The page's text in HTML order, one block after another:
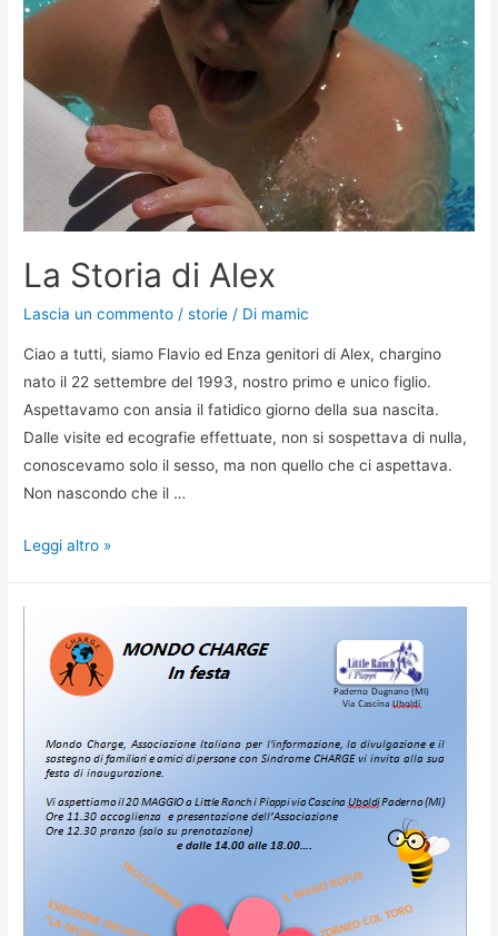
La Storia di Alex
Lascia un commento /storie / Di mamic
Ciao a tutti, siamo Flavio ed Enza genitori di Alex, chargino
nato il 22 settembre del 1993, nostro primo e unico figlio.
Aspettavamo con ansia il fatidico giorno della sua nascita.
Dalle visite ed ecografie effettuate, non si sospettava di nulla,
conoscevamo solo il sesso, ma non quello che ci aspettava.
Non nascondo che il …
Leggi altro »